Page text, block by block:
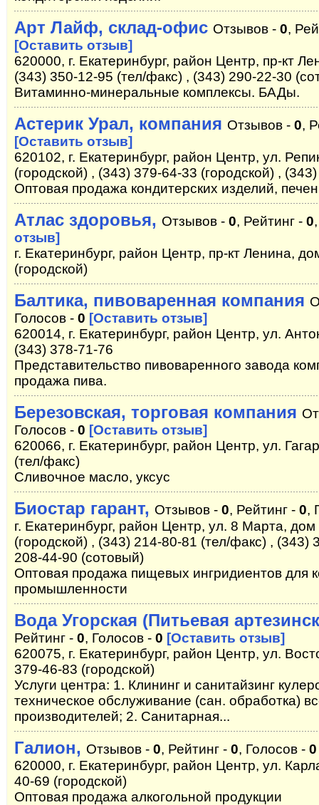
Арт Лайф, склад-офис Отзывов - 0,
[Оставить отзыв]
620000, г. Екатеринбург, район Центр, пр-кт
(343) 350-12-95 (тел/факс) , (343) 290-22-30
Витаминно-минеральные комплексы. БАДы.
Астерик Урал, компания Отзывов - 0,
[Оставить отзыв]
620102, г. Екатеринбург, район Центр, ул.
(городской) , (343) 379-64-33 (городской) ,
Оптовая продажа кондитерских изделий,
Атлас здоровья, Отзывов - 0, Рейтинг - 0
отзыв]
г. Екатеринбург, район Центр, пр-кт Ленина,
(городской)
Балтика, пивоваренная компания
Голосов - 0 [Оставить отзыв]
620014, г. Екатеринбург, район Центр, ул.
(343) 378-71-76
Представительство пивоваренного завода
продажа пива.
Березовская, торговая компания
Голосов - 0 [Оставить отзыв]
620066, г. Екатеринбург, район Центр, ул.
(тел/факс)
Сливочное масло, уксус
Биостар гарант, Отзывов - 0, Рейтинг - 0,
г. Екатеринбург, район Центр, ул. 8 Марта,
(городской) , (343) 214-80-81 (тел/факс) , (343)
208-44-90 (сотовый)
Оптовая продажа пищевых ингридиентов для
промышленности
Вода Угорская (Питьевая
Рейтинг - 0, Голосов - 0 [Оставить отзыв]
620075, г. Екатеринбург, район Центр, ул.
379-46-83 (городской)
Услуги центра: 1. Клининг и санитайзинг
техническое обслуживание (сан. обработка)
производителей; 2. Санитарная...
Галион, Отзывов - 0, Рейтинг - 0, Голосов - 0
620000, г. Екатеринбург, район Центр, ул.
40-69 (городской)
Оптовая продажа алкогольной продукции